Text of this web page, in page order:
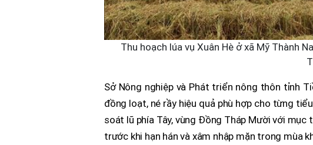
Thu hoạch lúa vụ Xuân Hè ở xã Mỹ Thành
Sở Nông nghiệp và Phát triển nông thôn tỉnh
đồng loạt, né rầy hiệu quả phù hợp cho từng
soát lũ phía Tây, vùng Đồng Tháp Mười với
trước khi hạn hán và xâm nhập mặn trong mùa